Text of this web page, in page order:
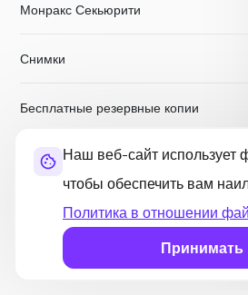
Наш веб-сайт использует
чтобы обеспечить вам
Политика в отношении
Принимать
Монракс Секьюрити
Снимки
Бесплатные резервные копии
Node.js Socket